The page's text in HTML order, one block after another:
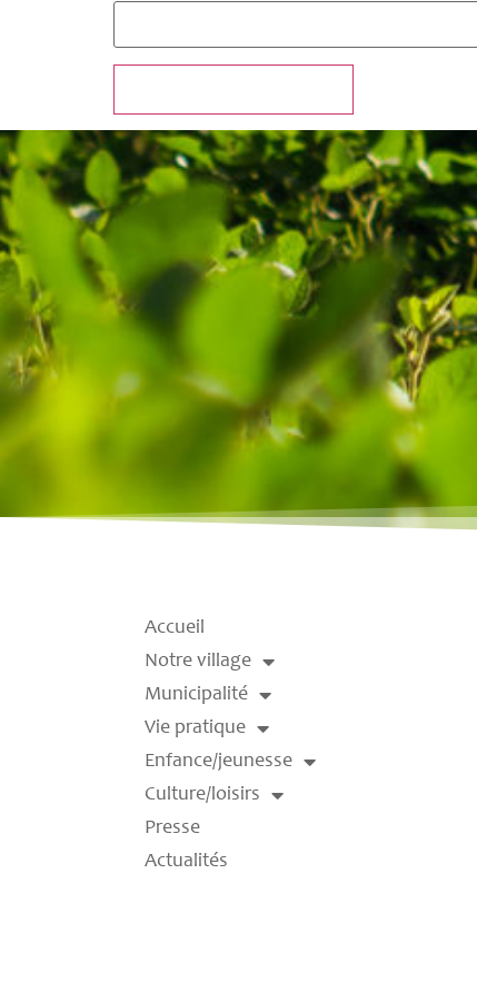
Accueil
Notre village
Municipalité
Vie pratique
Enfance/jeunesse
Culture/loisirs
Presse
Actualités